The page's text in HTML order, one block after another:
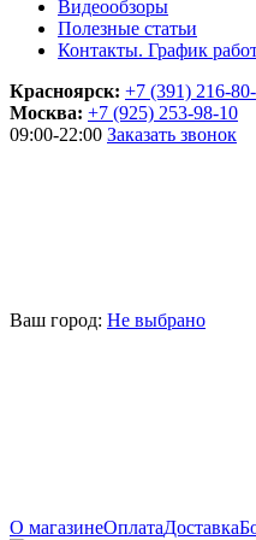
Видеообзоры
Полезные статьи
Контакты. График
Красноярск: +7 (391) 216-
Москва: +7 (925) 253-98-10
09:00-22:00 Заказать звонок
Ваш город: Не выбрано
О магазинеОплатаДоставка